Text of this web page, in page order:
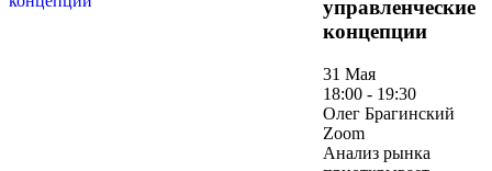
управленческие
концепции
31 Мая
18:00 - 19:30
Олег Брагинский
Zoom
Анализ рынка